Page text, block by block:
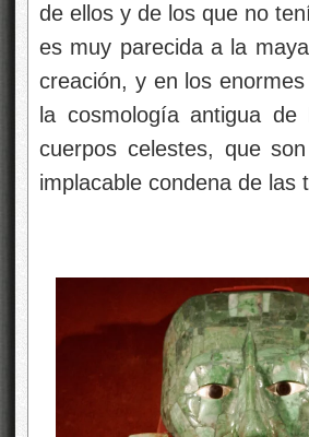
de ellos y de los que no
es muy parecida a la
creación, y en los
la cosmología antigua
cuerpos celestes, que
implacable condena de las